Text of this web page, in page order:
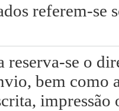
referem-se
reserva-se o
bem como
impressão